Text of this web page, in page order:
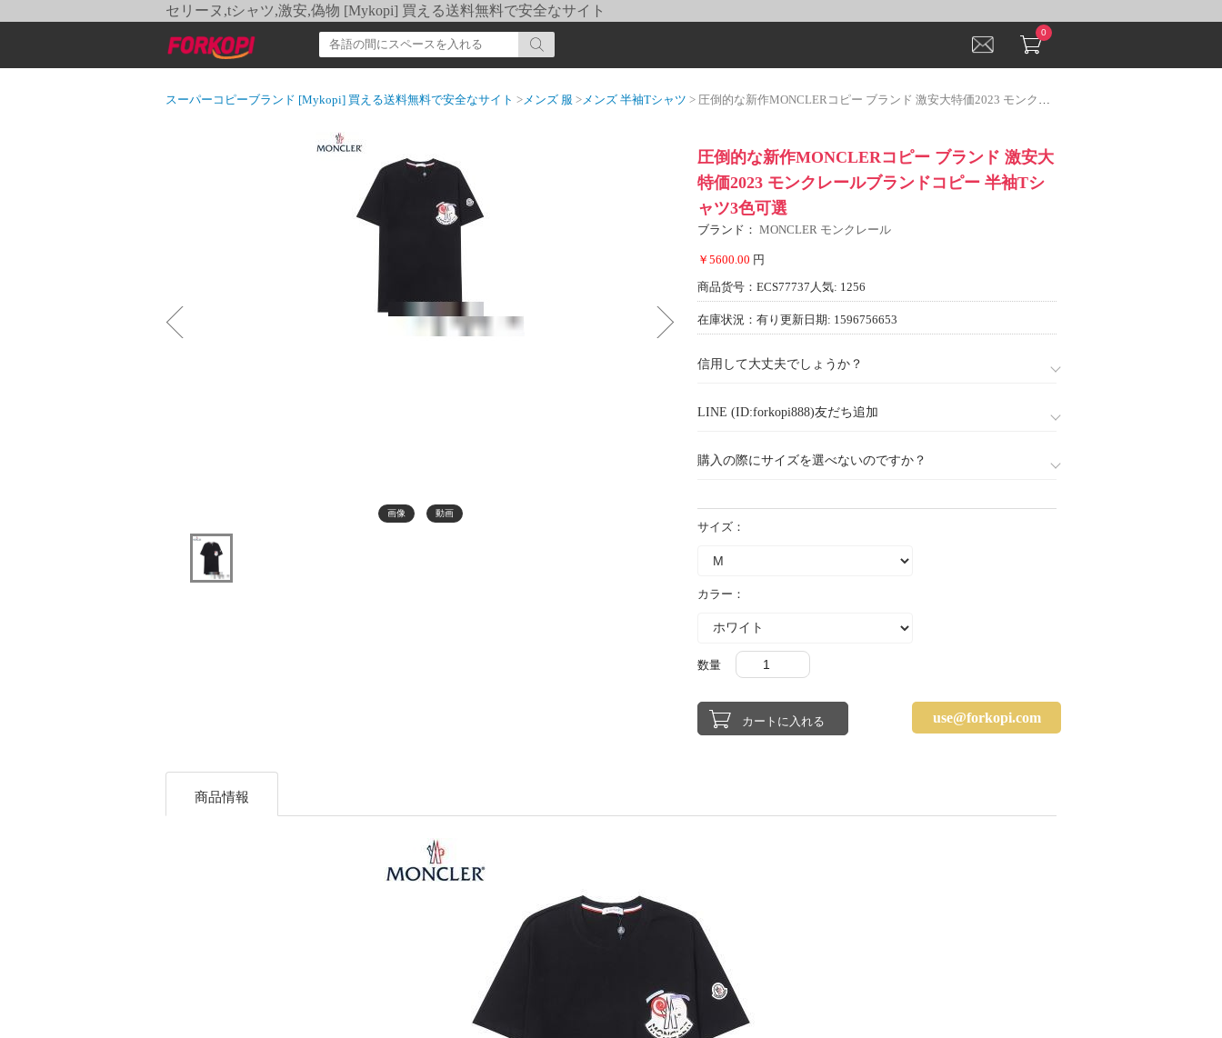
セリーヌ,tシャツ,激安,偽物 [Mykopi] 買える送料無料で安全なサイト
0
スーパーコピーブランド [Mykopi] 買える送料無料で安全なサイト >メンズ 服 >メンズ 半袖Tシャツ > 圧倒的な新作MONCLERコピー ブランド 激安大特価2023 モンクレールブランドコピー 半袖Tシャツ3色可選
画像 動画
圧倒的な新作MONCLERコピー ブランド 激安大
特価2023 モンクレールブランドコピー 半袖Tシ
ャツ3色可選
ブランド： MONCLER モンクレール
￥5600.00 円
商品货号：ECS77737 人気: 1256
在庫状況：有り 更新日期: 1596756653
信用して大丈夫でしょうか？
LINE (ID:forkopi888)友だち追加
購入の際にサイズを選べないのですか？
サイズ：
カラー：
数量
use@forkopi.com
商品情報